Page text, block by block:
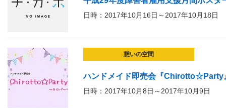
日時：2017年10月16日～2017年10月18日
憩いの空間
ハンドメイド即売会『Chirotto☆Party
日時：2017年10月8日～2017年10月9日